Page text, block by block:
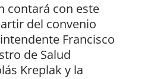
contará con este
del convenio
Francisco
de Salud
Kreplak y la